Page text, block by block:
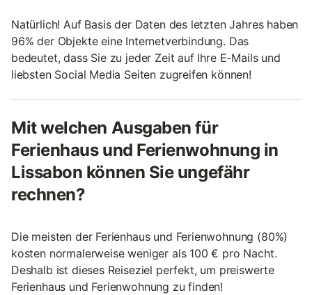
Natürlich! Auf Basis der Daten des letzten Jahres haben
96% der Objekte eine Internetverbindung. Das
bedeutet, dass Sie zu jeder Zeit auf Ihre E-Mails und
liebsten Social Media Seiten zugreifen können!
Mit welchen Ausgaben für
Ferienhaus und Ferienwohnung in
Lissabon können Sie ungefähr
rechnen?
Die meisten der Ferienhaus und Ferienwohnung (80%)
kosten normalerweise weniger als 100 € pro Nacht.
Deshalb ist dieses Reiseziel perfekt, um preiswerte
Ferienhaus und Ferienwohnung zu finden!